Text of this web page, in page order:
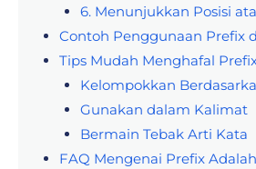
6. Menunjukkan Posisi
Contoh Penggunaan Prefix
Tips Mudah Menghafal
Kelompokkan
Gunakan dalam Kalimat
Bermain Tebak Arti Kata
FAQ Mengenai Prefix